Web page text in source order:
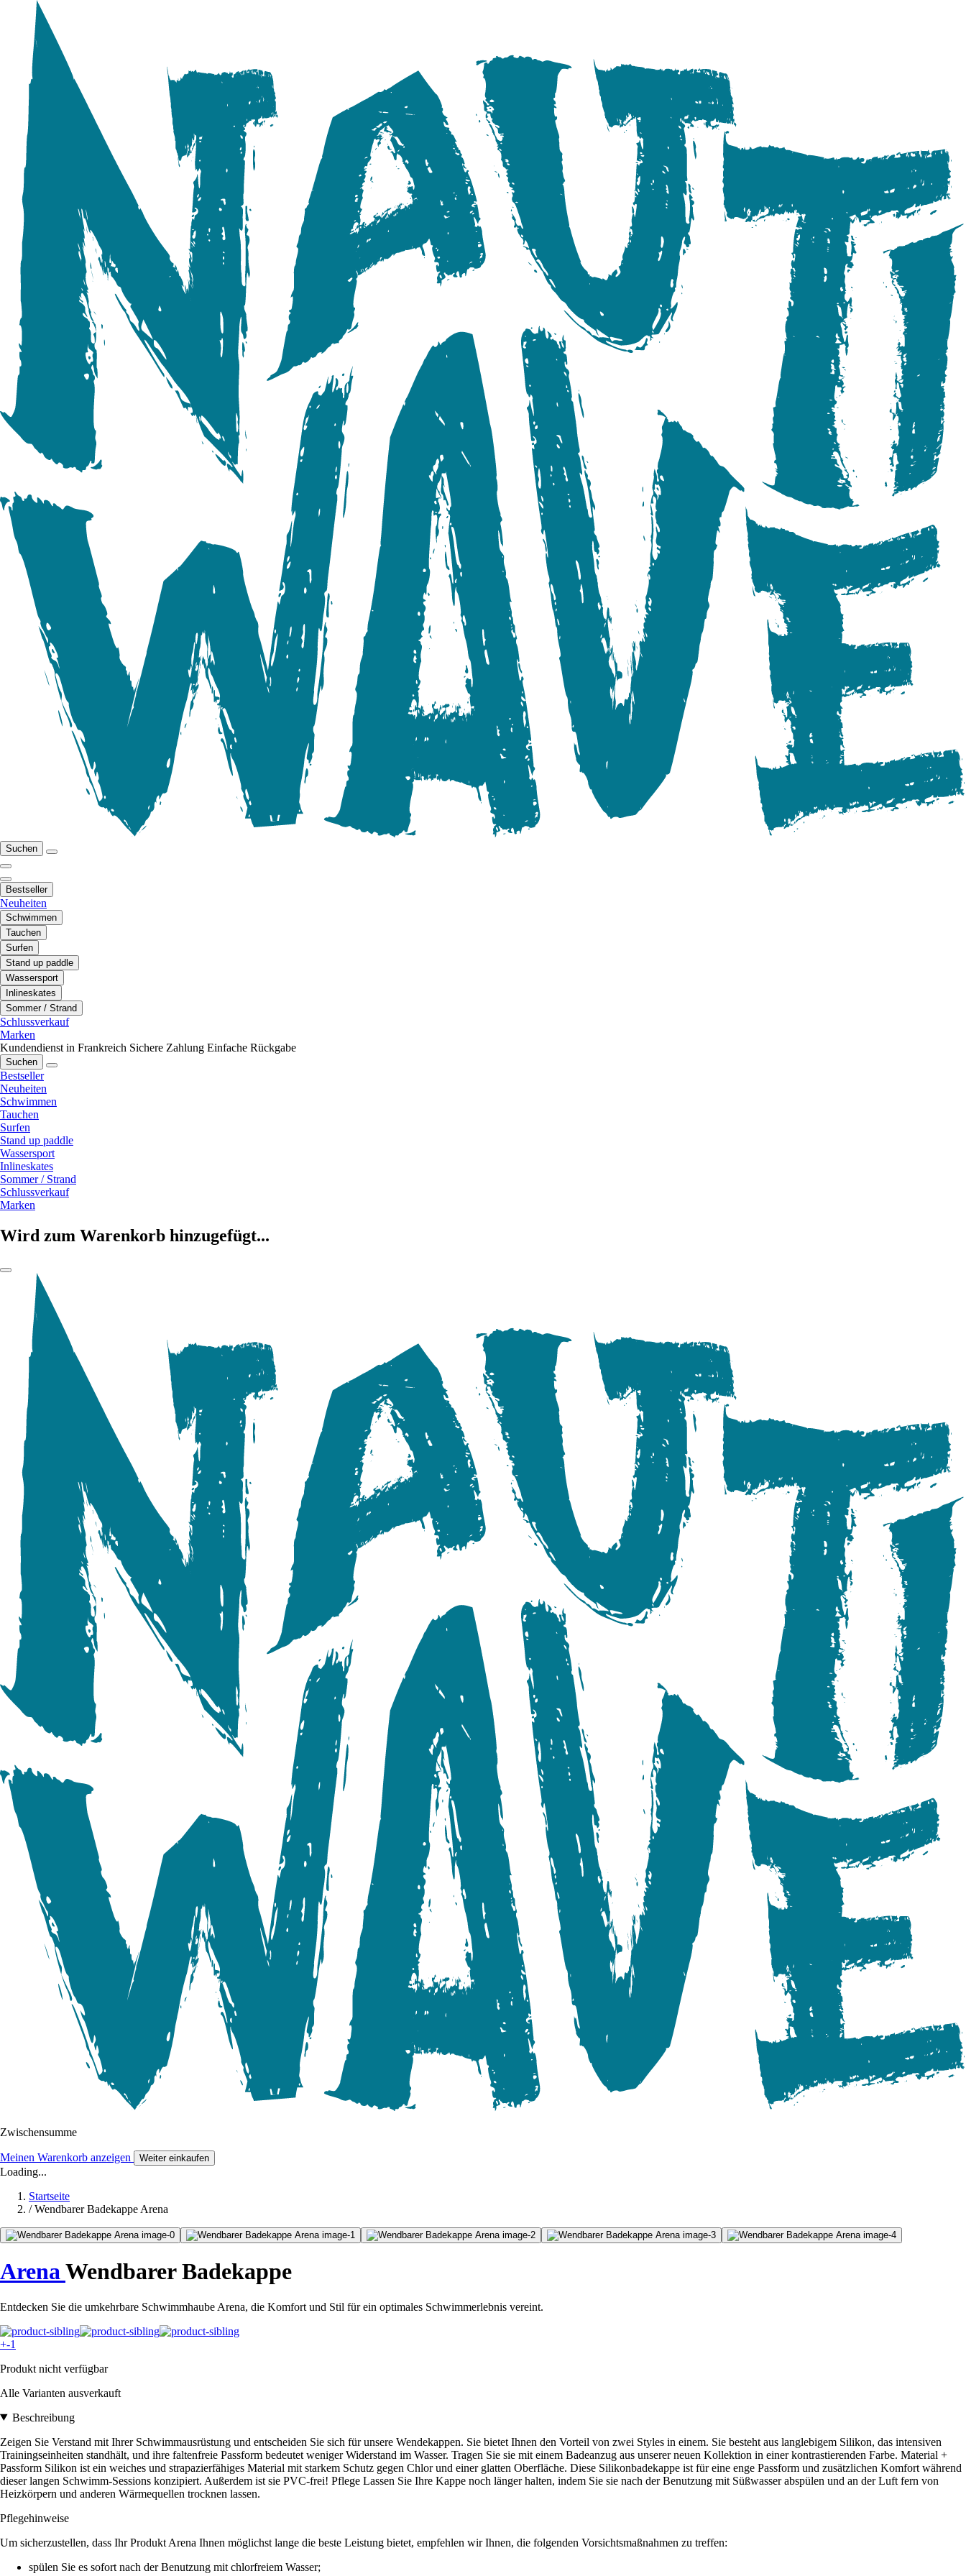
Suchen
Bestseller
Neuheiten
Schwimmen
Tauchen
Surfen
Stand up paddle
Wassersport
Inlineskates
Sommer / Strand
Schlussverkauf
Marken
Kundendienst in Frankreich Sichere Zahlung Einfache Rückgabe
Suchen
Bestseller
Neuheiten
Schwimmen
Tauchen
Surfen
Stand up paddle
Wassersport
Inlineskates
Sommer / Strand
Schlussverkauf
Marken
Wird zum Warenkorb hinzugefügt...
Zwischensumme
Meinen Warenkorb anzeigen Weiter einkaufen
Loading...
Startseite
/ Wendbarer Badekappe Arena
Arena Wendbarer Badekappe
Entdecken Sie die umkehrbare Schwimmhaube Arena, die Komfort und Stil für ein optimales Schwimmerlebnis vereint.
+-1
Produkt nicht verfügbar
Alle Varianten ausverkauft
Beschreibung
Zeigen Sie Verstand mit Ihrer Schwimmausrüstung und entscheiden Sie sich für unsere Wendekappen. Sie bietet Ihnen den Vorteil von zwei Styles in einem. Sie besteht aus langlebigem Silikon, das intensiven
Trainingseinheiten standhält, und ihre faltenfreie Passform bedeutet weniger Widerstand im Wasser. Tragen Sie sie mit einem Badeanzug aus unserer neuen Kollektion in einer kontrastierenden Farbe. Material +
Passform Silikon ist ein weiches und strapazierfähiges Material mit starkem Schutz gegen Chlor und einer glatten Oberfläche. Diese Silikonbadekappe ist für eine enge Passform und zusätzlichen Komfort während
dieser langen Schwimm-Sessions konzipiert. Außerdem ist sie PVC-frei! Pflege Lassen Sie Ihre Kappe noch länger halten, indem Sie sie nach der Benutzung mit Süßwasser abspülen und an der Luft fern von
Heizkörpern und anderen Wärmequellen trocknen lassen.
Pflegehinweise
Um sicherzustellen, dass Ihr Produkt Arena Ihnen möglichst lange die beste Leistung bietet, empfehlen wir Ihnen, die folgenden Vorsichtsmaßnahmen zu treffen:
spülen Sie es sofort nach der Benutzung mit chlorfreiem Wasser;